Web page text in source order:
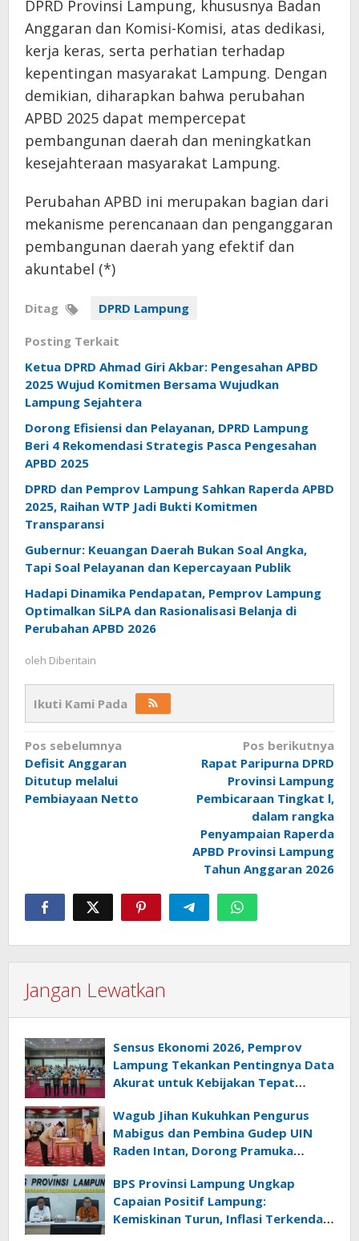
DPRD Provinsi Lampung, khususnya Badan
Anggaran dan Komisi-Komisi, atas dedikasi,
kerja keras, serta perhatian terhadap
kepentingan masyarakat Lampung. Dengan
demikian, diharapkan bahwa perubahan
APBD 2025 dapat mempercepat
pembangunan daerah dan meningkatkan
kesejahteraan masyarakat Lampung.
Perubahan APBD ini merupakan bagian dari
mekanisme perencanaan dan penganggaran
pembangunan daerah yang efektif dan
akuntabel (*)
Ditag DPRD Lampung
Posting Terkait
Ketua DPRD Ahmad Giri Akbar: Pengesahan APBD
2025 Wujud Komitmen Bersama Wujudkan
Lampung Sejahtera
Dorong Efisiensi dan Pelayanan, DPRD Lampung
Beri 4 Rekomendasi Strategis Pasca Pengesahan
APBD 2025
DPRD dan Pemprov Lampung Sahkan Raperda APBD
2025, Raihan WTP Jadi Bukti Komitmen
Transparansi
Gubernur: Keuangan Daerah Bukan Soal Angka,
Tapi Soal Pelayanan dan Kepercayaan Publik
Hadapi Dinamika Pendapatan, Pemprov Lampung
Optimalkan SiLPA dan Rasionalisasi Belanja di
Perubahan APBD 2026
oleh Diberitain
Ikuti Kami Pada
Navigasi
pos
Pos sebelumnya
Defisit Anggaran
Ditutup melalui
Pembiayaan Netto
Pos berikutnya
Rapat Paripurna DPRD
Provinsi Lampung
Pembicaraan Tingkat l,
dalam rangka
Penyampaian Raperda
APBD Provinsi Lampung
Tahun Anggaran 2026
Jangan Lewatkan
Sensus Ekonomi 2026, Pemprov
Lampung Tekankan Pentingnya Data
Akurat untuk Kebijakan Tepat
Wagub Jihan Kukuhkan Pengurus
Mabigus dan Pembina Gudep UIN
Raden Intan, Dorong Pramuka
BPS Provinsi Lampung Ungkap
Capaian Positif Lampung:
Kemiskinan Turun, Inflasi Terkendali,